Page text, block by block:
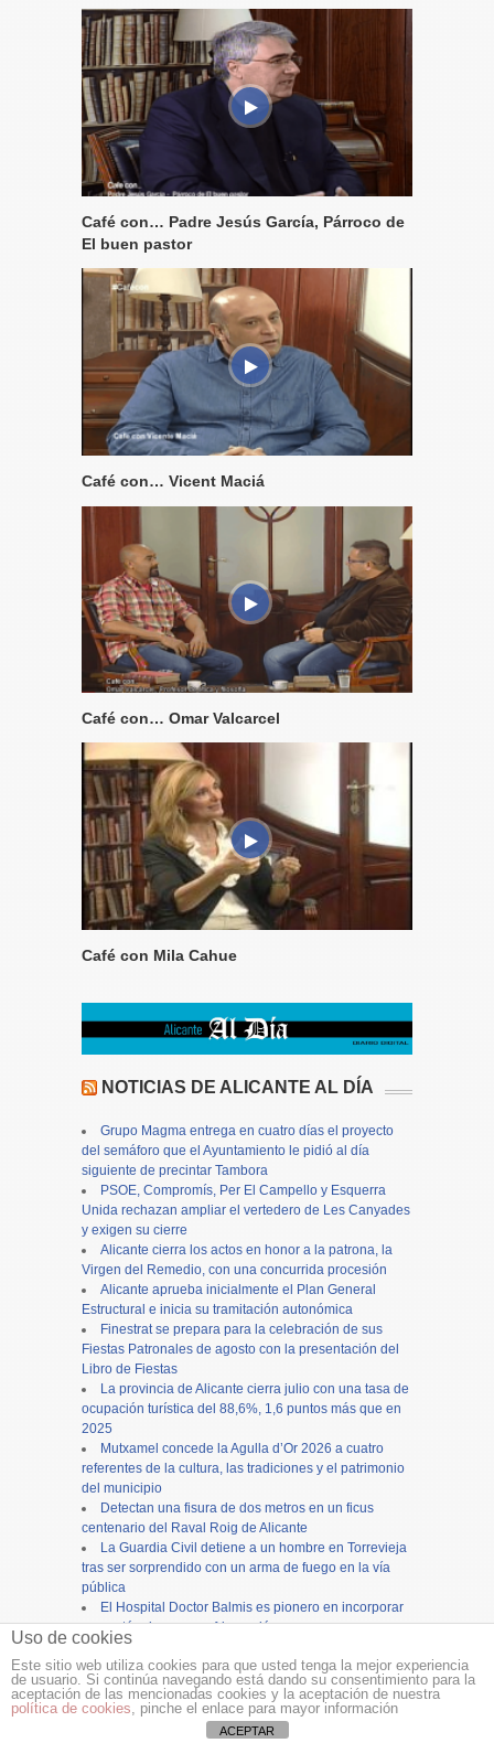
Café con… Padre Jesús García, Párroco de
El buen pastor
Café con… Vicent Maciá
Café con… Omar Valcarcel
Café con Mila Cahue
NOTICIAS DE ALICANTE AL DÍA
Grupo Magma entrega en cuatro días el proyecto
del semáforo que el Ayuntamiento le pidió al día
siguiente de precintar Tambora
PSOE, Compromís, Per El Campello y Esquerra
Unida rechazan ampliar el vertedero de Les Canyades
y exigen su cierre
Alicante cierra los actos en honor a la patrona, la
Virgen del Remedio, con una concurrida procesión
Alicante aprueba inicialmente el Plan General
Estructural e inicia su tramitación autonómica
Finestrat se prepara para la celebración de sus
Fiestas Patronales de agosto con la presentación del
Libro de Fiestas
La provincia de Alicante cierra julio con una tasa de
ocupación turística del 88,6%, 1,6 puntos más que en
2025
Mutxamel concede la Agulla d’Or 2026 a cuatro
referentes de la cultura, las tradiciones y el patrimonio
del municipio
Detectan una fisura de dos metros en un ficus
centenario del Raval Roig de Alicante
La Guardia Civil detiene a un hombre en Torrevieja
tras ser sorprendido con un arma de fuego en la vía
pública
El Hospital Doctor Balmis es pionero en incorporar
carros térmicos con refrigeración por agua para
mejorar la distribución de comidas
Copyright ©12tvy12endigital.es
Uso de cookies
Este sitio web utiliza cookies para que usted tenga la mejor experiencia
de usuario. Si continúa navegando está dando su consentimiento para la
aceptación de las mencionadas cookies y la aceptación de nuestra
política de cookies, pinche el enlace para mayor información
ACEPTAR